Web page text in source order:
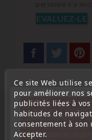
EVALUEZ-LE
Description
pour modèle de boitier
Ce site Web utilise
pour améliorer nos
publicités liées à
habitudes de
consentement à
Accepter.
« Attention, notre
10 aout au 1
commandes sont
le service
télécommande